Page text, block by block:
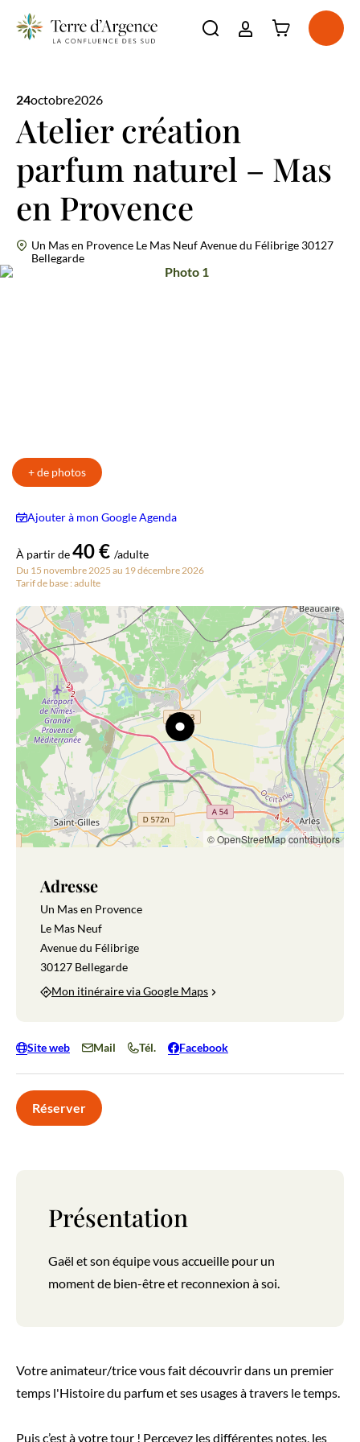
Incontournables
Voir plus
À voir, à faire
Voir plus
Séjourner
Voir plus
Agenda
Ouvrir la barre de
Connexion à
24octobre2026
Atelier création
parfum naturel – Mas
en Provence
Un Mas en Provence Le Mas Neuf Avenue du Félibrige 30127
Bellegarde
Photo 1
+ de photos
Ajouter à mon Google Agenda
Présentation
Gaël et son équipe vous accueille pour un
moment de bien-être et reconnexion à soi.
Votre animateur/trice vous fait découvrir dans un premier
temps l'Histoire du parfum et ses usages à travers le temps.
Puis c’est à votre tour ! Percevez les différentes notes, les
À partir de40 € /adulte
Du 15 novembre 2025 au 19 décembre 2026
Tarif de base : adulte
© OpenStreetMap contributors
Adresse
Un Mas en Provence
Le Mas Neuf
Avenue du Félibrige
30127 Bellegarde
Mon itinéraire via Google Maps
Site web Mail Tél. Facebook
Réserver